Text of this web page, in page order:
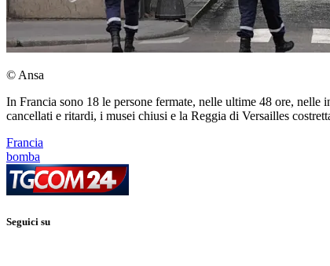
© Ansa
In Francia sono 18 le persone fermate, nelle ultime 48 ore,
cancellati e ritardi, i musei chiusi e la Reggia di Versailles
Francia
bomba
Seguici su